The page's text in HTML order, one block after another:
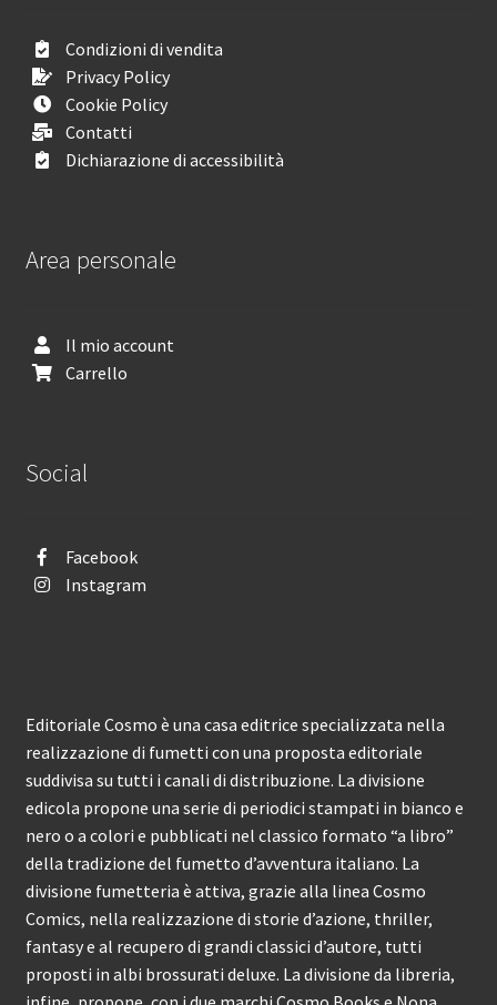
Condizioni di vendita
Privacy Policy
Cookie Policy
Contatti
Dichiarazione di accessibilità
Area personale
Il mio account
Carrello
Social
Facebook
Instagram
Editoriale Cosmo è una casa editrice specializzata nella
realizzazione di fumetti con una proposta editoriale
suddivisa su tutti i canali di distribuzione. La divisione
edicola propone una serie di periodici stampati in bianco e
nero o a colori e pubblicati nel classico formato “a libro”
della tradizione del fumetto d’avventura italiano. La
divisione fumetteria è attiva, grazie alla linea Cosmo
Comics, nella realizzazione di storie d’azione, thriller,
fantasy e al recupero di grandi classici d’autore, tutti
proposti in albi brossurati deluxe. La divisione da libreria,